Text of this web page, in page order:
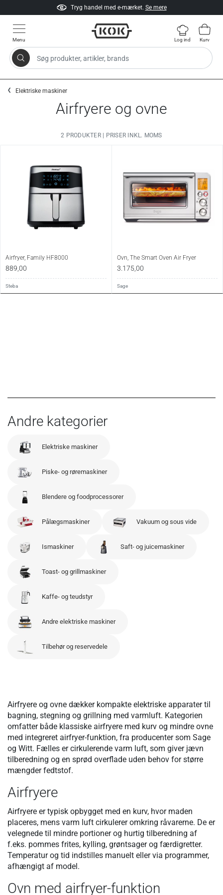
Tryg handel med e-mærket. Se mere
Menu
Søg produkter, artikler, brands
Log ind Kurv
Elektriske maskiner
Airfryere og ovne
2 PRODUKTER | PRISER INKL. MOMS
Airfryer, Family HF8000
889,00
Steba
Ovn, The Smart Oven Air Fryer
3.175,00
Sage
Andre kategorier
Elektriske maskiner
Piske- og røremaskiner
Blendere og foodprocessorer
Pålægsmaskiner Vakuum og sous vide
Ismaskiner Saft- og juicemaskiner
Toast- og grillmaskiner
Kaffe- og teudstyr
Andre elektriske maskiner
Tilbehør og reservedele
Airfryere og ovne dækker kompakte elektriske apparater til
bagning, stegning og grillning med varmluft. Kategorien
omfatter både klassiske airfryere med kurv og mindre ovne
med integreret airfryer-funktion, fra producenter som Sage
og Witt. Fælles er cirkulerende varm luft, som giver jævn
tilberedning og en sprød overflade uden behov for større
mængder fedtstof.
Airfryere
Airfryere er typisk opbygget med en kurv, hvor maden
placeres, mens varm luft cirkulerer omkring råvarerne. De er
velegnede til mindre portioner og hurtig tilberedning af
f.eks. pommes frites, kylling, grøntsager og færdigretter.
Temperatur og tid indstilles manuelt eller via programmer,
afhængigt af model.
Ovn med airfryer-funktion